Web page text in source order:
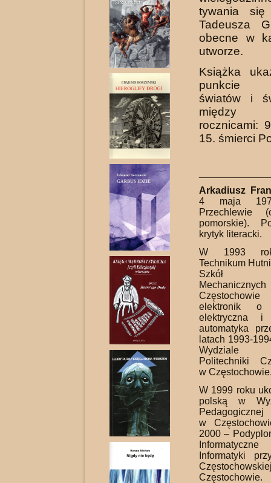
tywania
Tadeusza
obecne w
utworze.
Książka
punkcie
światów i
między
rocznicami:
15. śmierci
Arkadiusz
4 maja
Przechlewie
pomorskie).
krytyk literacki.
W 1993
Technikum
Szkół
elektronik o
elektryczna i
automatyka
latach 1993-
Wydziale
Politechniki
w
W 1999 roku
polską w
Pedagogicznej
w
2000 –
Informatyki
Częstochowie.